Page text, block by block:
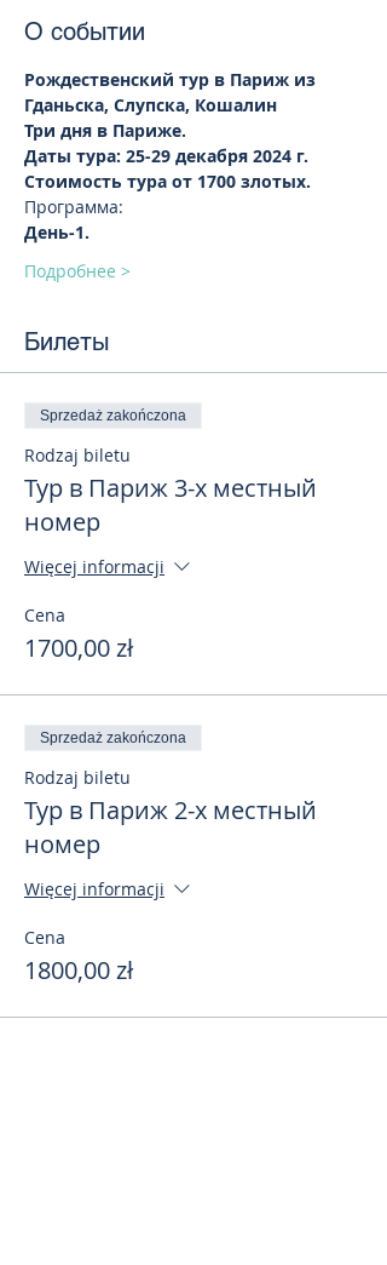
О событии
Рождественский тур в Париж из
Гданьска, Слупска, Кошалин
Три дня в Париже.
Даты тура: 25-29 декабря 2024 г.
Стоимость тура от 1700 злотых.
Программа:
День-1.
Подробнее >
Билеты
Sprzedaż zakończona
Rodzaj biletu
Тур в Париж 3-х местный
номер
Więcej informacji
Cena
1700,00 zł
Sprzedaż zakończona
Rodzaj biletu
Тур в Париж 2-х местный
номер
Więcej informacji
Cena
1800,00 zł